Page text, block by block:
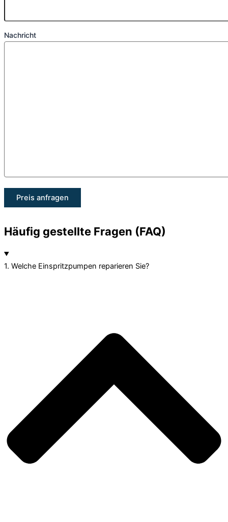
Nachricht
Häufig gestellte Fragen (FAQ)
1. Welche Einspritzpumpen reparieren Sie?